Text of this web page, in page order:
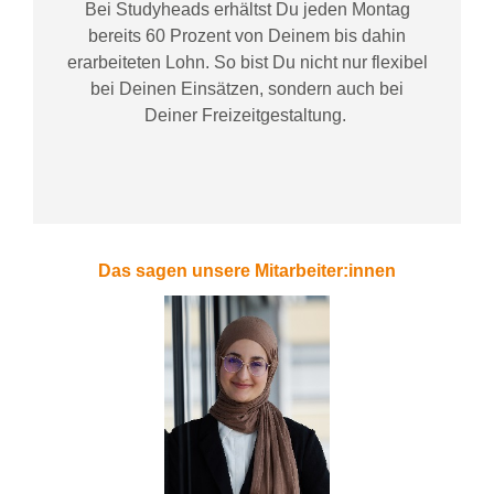
Bei Studyheadserhältst Du jeden Montag
bereits 60 Prozent von Deinem bis dahin
erarbeiteten Lohn. So bist Du nicht nur flexibel
bei Deinen Einsätzen, sondern auch bei
DeinerFreizeitgestaltung.
Das sagen unsere Mitarbeiter:innen